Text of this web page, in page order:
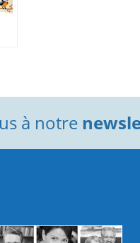
à notre